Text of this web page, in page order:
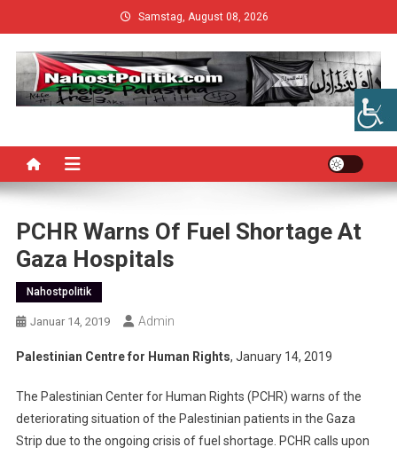
to
content
Samstag, August 08, 2026
PCHR Warns Of Fuel Shortage At
Gaza Hospitals
Nahostpolitik
Januar 14, 2019 Admin
Palestinian Centre for Human Rights, January 14, 2019
The Palestinian Center for Human Rights (PCHR) warns of the
deteriorating situation of the Palestinian patients in the Gaza
Strip due to the ongoing crisis of fuel shortage. PCHR calls upon